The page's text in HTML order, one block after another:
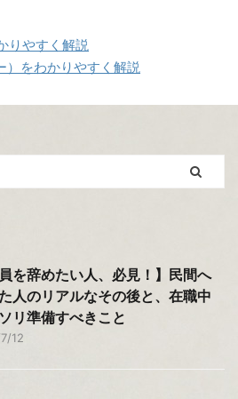
りやすく解説
）をわかりやすく解説
員を辞めたい人、必見！】民間へ
人のリアルなその後と、在職中
リ準備すべきこと
12